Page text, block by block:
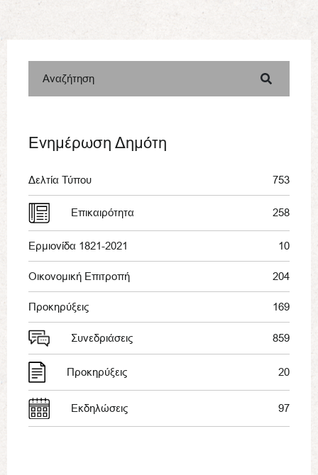
Αναζήτηση
Ενημέρωση Δημότη
Δελτία Τύπου 753
Επικαιρότητα 258
Ερμιονίδα 1821-2021 10
Οικονομική Επιτροπή 204
Προκηρύξεις 169
Συνεδριάσεις 859
Προκηρύξεις 20
Εκδηλώσεις 97